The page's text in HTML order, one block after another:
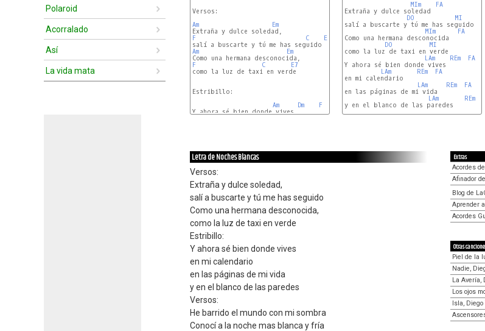
Polaroid
Acorralado
Así
La vida mata
Versos:
Am
Em
F
C
E7
Am
Em
F
C
E7
como la luz de taxi en verde
Estribillo:
Am
Dm
F
Y ahora sé bien donde vives
MIm
FA
Extraña y dulce soledad
DO
MI
salí a buscarte y tú me has seguido
MIm
FA
Como una hermana desconocida
DO
MI
como la luz de taxi en verde
LAm
REm
FA
Y ahora sé bien donde vives
LAm
REm
FA
en mi calendario
LAm
REm
FA
en las páginas de mi vida
LAm
REm
y en el blanco de las paredes
Letra de Noches Blancas
Versos:
Extraña y dulce soledad,
salí a buscarte y tú me has seguido
Como una hermana desconocida,
como la luz de taxi en verde
Estribillo:
Y ahora sé bien donde vives
en mi calendario
en las páginas de mi vida
y en el blanco de las paredes
Versos:
He barrido el mundo con mi sombra
Conocí a la noche mas blanca y fría
Extras
Acordes
Afinador
Blog de
Aprender
Acordes
Otras
Piel de la
Nadie,
La Avería,
Los ojos
Isla,